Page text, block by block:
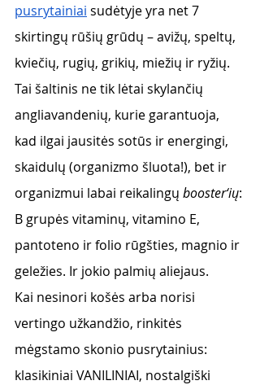
pusrytainiai sudėtyje yra net 7
skirtingų rūšių grūdų – avižų, speltų,
kviečių, rugių, grikių, miežių ir ryžių.
Tai šaltinis ne tik lėtai skylančių
angliavandenių, kurie garantuoja,
kad ilgai jausitės sotūs ir energingi,
skaidulų (organizmo šluota!), bet ir
organizmui labai reikalingų booster‘ių:
B grupės vitaminų, vitamino E,
pantoteno ir folio rūgšties, magnio ir
geležies. Ir jokio palmių aliejaus.
Kai nesinori košės arba norisi
vertingo užkandžio, rinkitės
mėgstamo skonio pusrytainius:
klasikiniai VANILINIAI, nostalgiški